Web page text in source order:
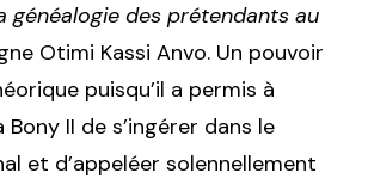
généalogie des prétendants au
Otimi Kassi Anvo. Un pouvoir
puisqu’il a permis à
Bony II de s’ingérer dans le
et d’appeléer solennellement